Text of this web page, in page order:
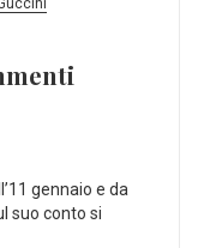
gennaio e da
suo conto si